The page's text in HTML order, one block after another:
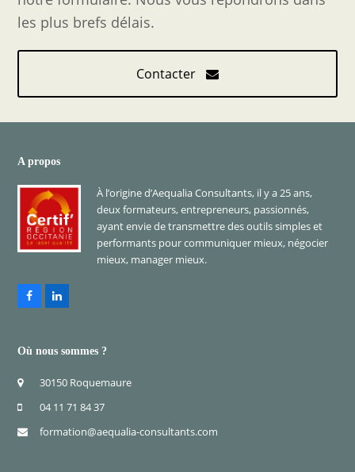
les plus brefs délais.
Contacter
A propos
À l’origine d’Aequalia Consultants, il y a 25 ans,
deux formateurs, entrepreneurs, passionnés,
ayant envie de transmettre des outils simples et
performants pour communiquer mieux, négocier
mieux, manager mieux.
FacebookLinkedIn
Où nous sommes ?
30150 Roquemaure
04 11 71 84 37
formation@aequalia-consultants.com